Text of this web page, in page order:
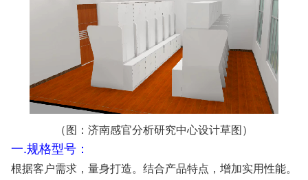
（图：济南感官分析研究中心设计草图）
一.规格型号：
根据客户需求，量身打造。结合产品特点，增加实用性能。